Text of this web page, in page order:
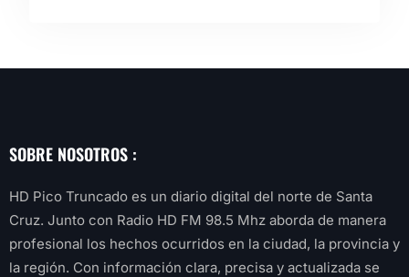
SOBRE NOSOTROS :
HD Pico Truncado es un diario digital del norte de Santa
Cruz. Junto con Radio HD FM 98.5 Mhz aborda de manera
profesional los hechos ocurridos en la ciudad, la provincia y
la región. Con información clara, precisa y actualizada se